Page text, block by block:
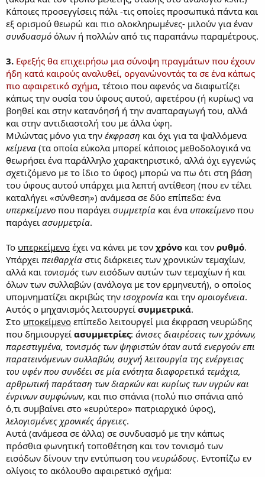
Κάποιες προσεγγίσεις πάλι -τις οποίες προσωπικά πάντα και
εξ ορισμού θεωρώ και πιο ολοκληρωμένες- μιλούν για έναν
συνδυασμό όλων ή πολλών από τις παραπάνω παραμέτρους.
3. Εφεξής θα επιχειρήσω μια σύνοψη πραγμάτων που έχουν
ήδη κατά καιρούς αναλυθεί, οργανώνοντάς τα σε ένα κάπως
πιο αφαιρετικό σχήμα, τέτοιο που αφενός να διαφωτίζει
κάπως την ουσία του ύφους αυτού, αφετέρου (ή κυρίως) να
βοηθεί και στην κατανόησή ή την αναπαραγωγή του, αλλά
και στην αντιδιαστολή του με άλλα ύφη.
Μιλώντας μόνο για την έκφραση και όχι για τα ψαλλόμενα
κείμενα (τα οποία εύκολα μπορεί κάποιος μεθοδολογικά να
θεωρήσει ένα παράλληλο χαρακτηριστικό, αλλά όχι εγγενώς
σχετιζόμενο με το ίδιο το ύφος) μπορώ να πω ότι στη βάση
του ύφους αυτού υπάρχει μια λεπτή αντίθεση (που εν τέλει
καταλήγει «σύνθεση») ανάμεσα σε δύο επίπεδα: ένα
υπερκείμενο που παράγει συμμετρία και ένα υποκείμενο που
παράγει ασυμμετρία.
Το υπερκείμενο έχει να κάνει με τον χρόνο και τον ρυθμό.
Υπάρχει πειθαρχία στις διάρκειες των χρονικών τεμαχίων,
αλλά και τονισμός των εισόδων αυτών των τεμαχίων ή και
όλων των συλλαβών (ανάλογα με τον ερμηνευτή), ο οποίος
υπομνηματίζει ακριβώς την ισοχρονία και την ομοιογένεια.
Αυτός ο μηχανισμός λειτουργεί συμμετρικά.
Στο υποκείμενο επίπεδο λειτουργεί μια έκφραση νευρώδης
που δημιουργεί ασυμμετρίες: άνισες διαιρέσεις των χρόνων,
παρεστιγμένα, τονισμός των ψηφιστών όταν αυτά ενεργούν επι
παρατεινόμενων συλλαβών, συχνή λειτουργία της ενέργειας
του υφέν που συνδέει σε μία ενότητα διαφορετικά τεμάχια,
αρθρωτική παράταση των διαρκών και κυρίως των υγρών και
ένρινων συμφώνων, και πιο σπάνια (πολύ πιο σπάνια από
ό,τι συμβαίνει στο «ευρύτερο» πατριαρχικό ύφος),
λελογισμένες χρονικές άργειες.
Αυτά (ανάμεσα σε άλλα) σε συνδυασμό με την κάπως
πρόσθια φωνητική τοποθέτηση και τον τονισμό των
εισόδων δίνουν την εντύπωση του νευρώδους. Εντοπίζω εν
ολίγοις το ακόλουθο αφαιρετικό σχήμα: